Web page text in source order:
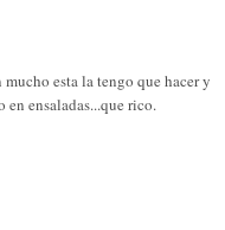
mucho esta la tengo que hacer y
ensaladas...que rico.